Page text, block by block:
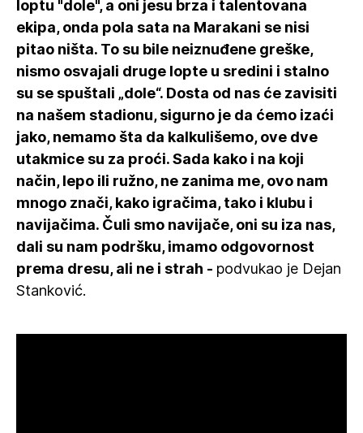
loptu "dole", a oni jesu brza i talentovana
ekipa, onda pola sata na Marakani se nisi
pitao ništa. To su bile neiznuđene greške,
nismo osvajali druge lopte u sredini i stalno
su se spuštali „dole“. Dosta od nas će zavisiti
na našem stadionu, sigurno je da ćemo izaći
jako, nemamo šta da kalkulišemo, ove dve
utakmice su za proći. Sada kako i na koji
način, lepo ili ružno, ne zanima me, ovo nam
mnogo znači, kako igračima, tako i klubu i
navijačima. Čuli smo navijače, oni su iza nas,
dali su nam podršku, imamo odgovornost
prema dresu, ali ne i strah - podvukao je Dejan
Stanković.